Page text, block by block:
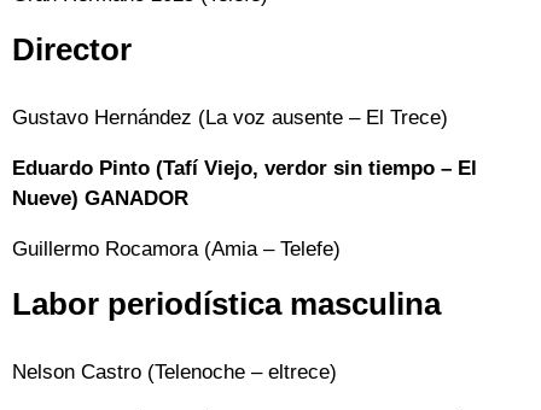
Director
Gustavo Hernández (La voz ausente – El Trece)
Eduardo Pinto (Tafí Viejo, verdor sin tiempo – El
Nueve) GANADOR
Guillermo Rocamora (Amia – Telefe)
Labor periodística masculina
Nelson Castro (Telenoche – eltrece)